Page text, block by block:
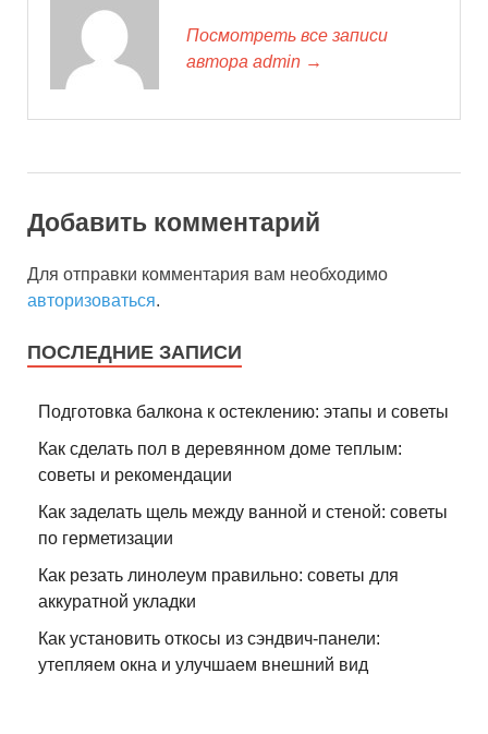
Посмотреть все записи
автора admin →
Добавить комментарий
Для отправки комментария вам необходимо
авторизоваться.
ПОСЛЕДНИЕ ЗАПИСИ
Подготовка балкона к остеклению: этапы и советы
Как сделать пол в деревянном доме теплым:
советы и рекомендации
Как заделать щель между ванной и стеной: советы
по герметизации
Как резать линолеум правильно: советы для
аккуратной укладки
Как установить откосы из сэндвич-панели:
утепляем окна и улучшаем внешний вид